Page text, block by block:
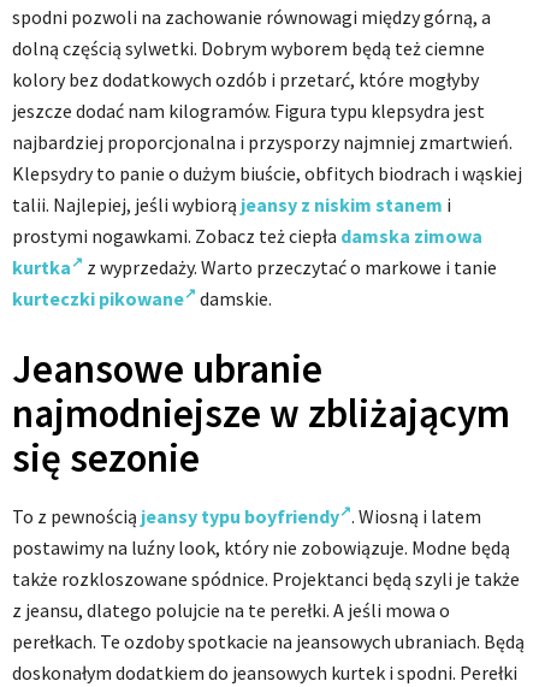
spodni pozwoli na zachowanie równowagi między górną, a
dolną częścią sylwetki. Dobrym wyborem będą też ciemne
kolory bez dodatkowych ozdób i przetarć, które mogłyby
jeszcze dodać nam kilogramów. Figura typu klepsydra jest
najbardziej proporcjonalna i przysporzy najmniej zmartwień.
Klepsydry to panie o dużym biuście, obfitych biodrach i wąskiej
talii. Najlepiej, jeśli wybiorą jeansy z niskim stanem i
prostymi nogawkami. Zobacz teżciepła damska zimowa
kurtka
z wyprzedaży. Warto przeczytać o markowe i tanie
kurteczki pikowane
damskie.
Jeansowe ubranie
najmodniejsze w zbliżającym
się sezonie
To z pewnością jeansy typu boyfriendy . Wiosną i latem
postawimy na luźny look, który nie zobowiązuje. Modne będą
także rozkloszowane spódnice. Projektanci będą szyli je także
z jeansu, dlatego polujcie na te perełki. A jeśli mowa o
perełkach. Te ozdoby spotkacie na jeansowych ubraniach. Będą
doskonałym dodatkiem do jeansowych kurtek i spodni. Perełki